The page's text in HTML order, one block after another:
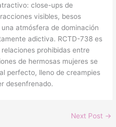
close-ups de
visibles, besos
atmósfera de dominación
adictiva. RCTD-738 es
prohibidas entre
de hermosas mujeres se
perfecto, lleno de creampies
desenfrenado.
Next Post →